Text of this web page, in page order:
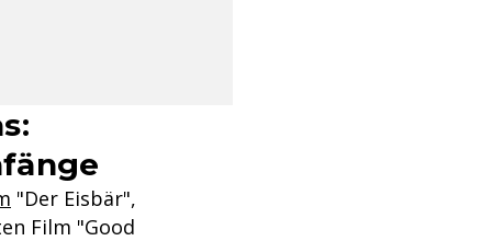
"Der Eisbär",
Film "Good